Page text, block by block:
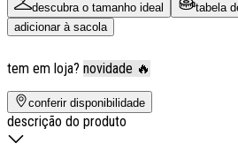
descubra o tamanho ideal
tabela
adicionar à sacola
tem em loja? novidade 🔥
conferir disponibilidade
descrição do produto